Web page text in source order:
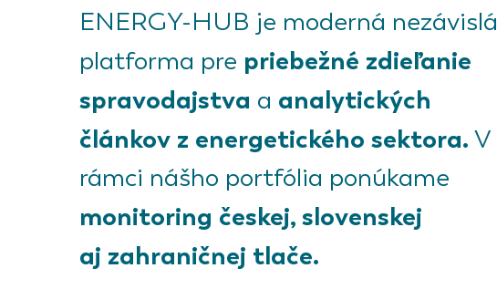
ENERGY-HUB je moderná nezávislá
platforma pre priebežné zdieľanie
spravodajstva a analytických
článkov z energetického sektora. V
rámci nášho portfólia ponúkame
monitoring českej, slovenskej
aj zahraničnej tlače.